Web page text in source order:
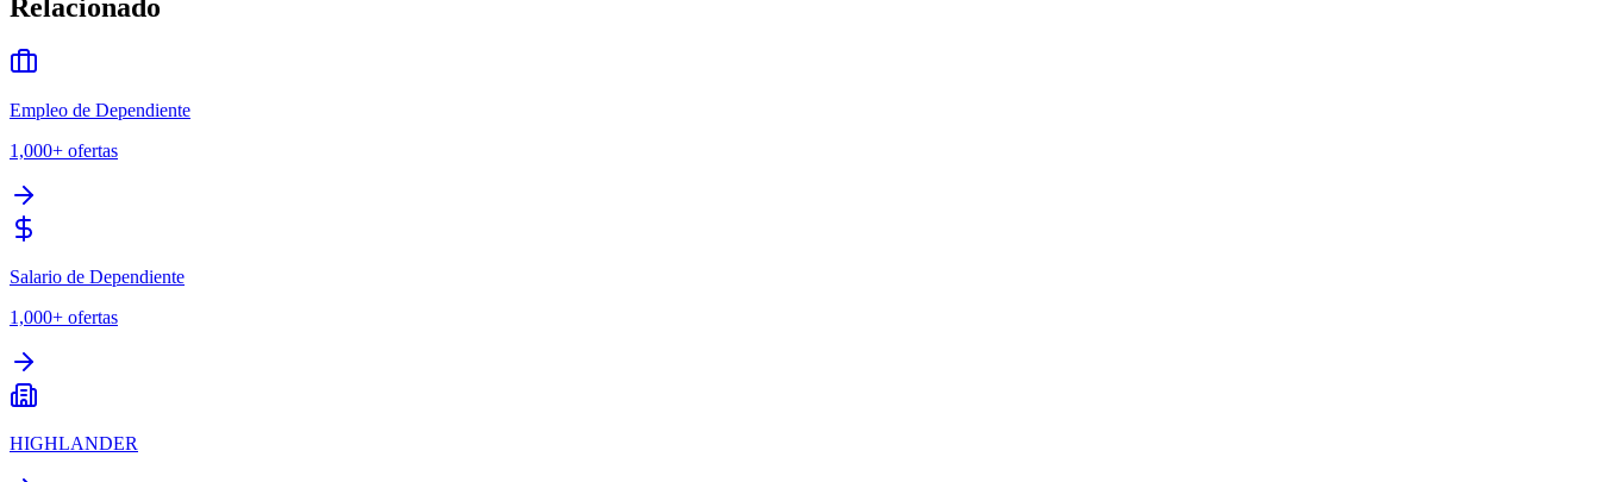
Relacionado
Empleo de Dependiente
1,000+ ofertas
Salario de Dependiente
1,000+ ofertas
HIGHLANDER